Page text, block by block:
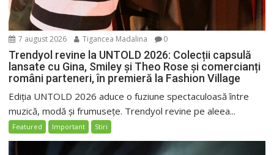
7 august 2026 Tigancea Madalina 0
Trendyol revine la UNTOLD 2026: Colecții capsulă
lansate cu Gina, Smiley și Theo Rose și comercianți
români parteneri, în premieră la Fashion Village
Ediția UNTOLD 2026 aduce o fuziune spectaculoasă între
muzică, modă și frumusețe. Trendyol revine pe aleea...
Featured Important Stiri